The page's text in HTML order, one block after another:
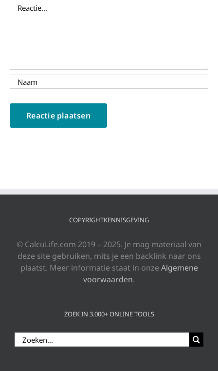
COPYRIGHTKENNISGEVING
© CalcuLife.com 2019 – 2025. Je mag materiaal van
deze site gebruiken, mits je een backlink naar ons
plaatst. Meer informatie staat in onze Algemene
voorwaarden.
ZOEK IN 3.000+ ONLINE TOOLS
Zoeken
naar: